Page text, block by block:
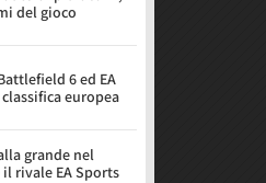
del gioco
6 ed EA
europea
grande nel
rivale EA Sports